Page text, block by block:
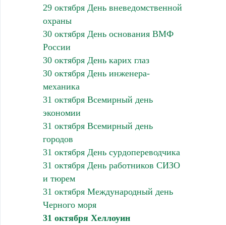
29 октября День вневедомственной
охраны
30 октября День основания ВМФ
России
30 октября День карих глаз
30 октября День инженера-
механика
31 октября Всемирный день
экономии
31 октября Всемирный день
городов
31 октября День сурдопереводчика
31 октября День работников СИЗО
и тюрем
31 октября Международный день
Черного моря
31 октября Хеллоуин